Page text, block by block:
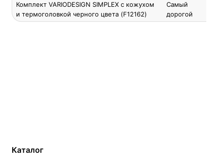
Комплект VARIODESIGN SIMPLEX с кожухом
и термоголовкой черного цвета (F12162)
Самый
дорогой
Каталог